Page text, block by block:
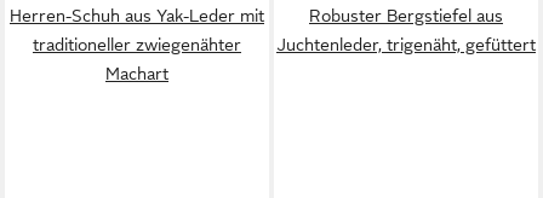
Herren-Schuh aus Yak-Leder mit
traditioneller zwiegenähter
Machart
Robuster Bergstiefel aus
Juchtenleder, trigenäht, gefüttert